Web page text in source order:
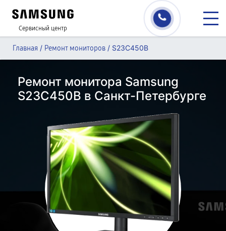
Сервисный центр
Главная / Ремонт мониторов / S23C450B
Ремонт монитора Samsung
S23C450B в Санкт-Петербурге